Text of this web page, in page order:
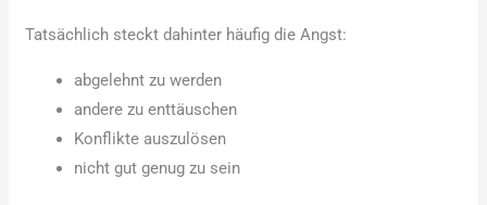
Tatsächlich steckt dahinter häufig die Angst:
abgelehnt zu werden
andere zu enttäuschen
Konflikte auszulösen
nicht gut genug zu sein